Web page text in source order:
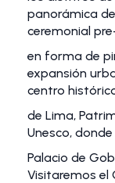
panorámica
ceremonial
en forma de
expansión
centro
de Lima,
Unesco,
Palacio de
Visitaremos el